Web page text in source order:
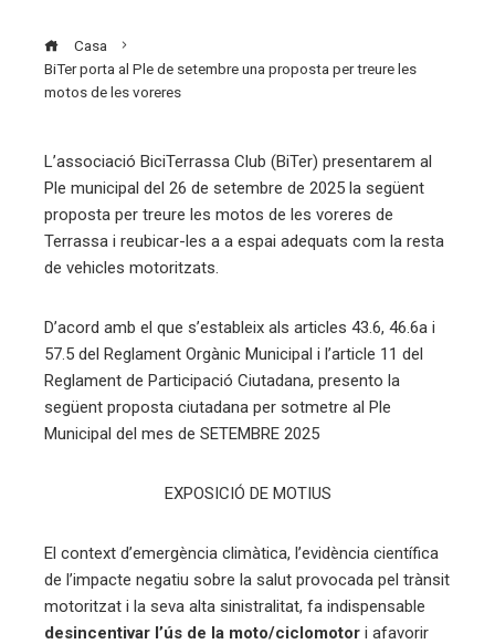
Casa
BiTer porta al Ple de setembre una proposta per treure les
motos de les voreres
L’associació BiciTerrassa Club (BiTer) presentarem al
Ple municipal del 26 de setembre de 2025 la següent
proposta per treure les motos de les voreres de
Terrassa i reubicar-les a a espai adequats com la resta
de vehicles motoritzats.
D’acord amb el que s’estableix als articles 43.6, 46.6a i
57.5 del Reglament Orgànic Municipal i l’article 11 del
Reglament de Participació Ciutadana, presento la
següent proposta ciutadana per sotmetre al Ple
Municipal del mes de SETEMBRE 2025
EXPOSICIÓ DE MOTIUS
El context d’emergència climàtica, l’evidència científica
de l’impacte negatiu sobre la salut provocada pel trànsit
motoritzat i la seva alta sinistralitat, fa indispensable
desincentivar l’ús de la moto/ciclomotor i afavorir